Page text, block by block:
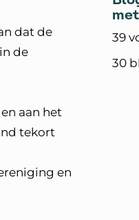
dat de
de
aan het
tekort
en
39
30